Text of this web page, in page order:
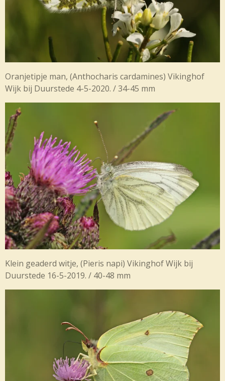
Oranjetipje man, (Anthocharis cardamines) Vikinghof
Wijk bij Duurstede 4-5-2020. / 34-45 mm
Klein geaderd witje, (Pieris napi) Vikinghof Wijk bij
Duurstede 16-5-2019. / 40-48 mm